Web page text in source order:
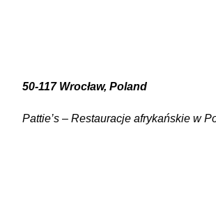
50-117 Wrocław, Poland
Pattie’s – Restauracje afrykańskie w